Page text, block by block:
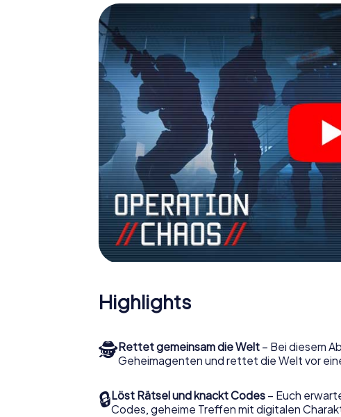
Team im Highscore von Aarau und erhalten
myCityHunt Escape Game macht Aarau zu Ihrem
Sie sich Ihre Tickets in die Welt der Spionage und
einen Outdoor Escape Room!
Highlights
🕵Rettet gemeinsam die Welt – Bei diesem
Geheimagenten und rettet die Welt vor
🔒Löst Rätsel und knackt Codes – Euch
Codes, geheime Treffen mit digitalen